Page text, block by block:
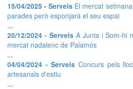
15/04/2025 - Serveis El mercat
parades però esponjarà el seu espai
...
20/12/2024 - Serveis A Junts i Som-hi
mercat nadalenc de Palamós
...
04/04/2024 - Serveis Concurs pels
artesanals d'estiu
...